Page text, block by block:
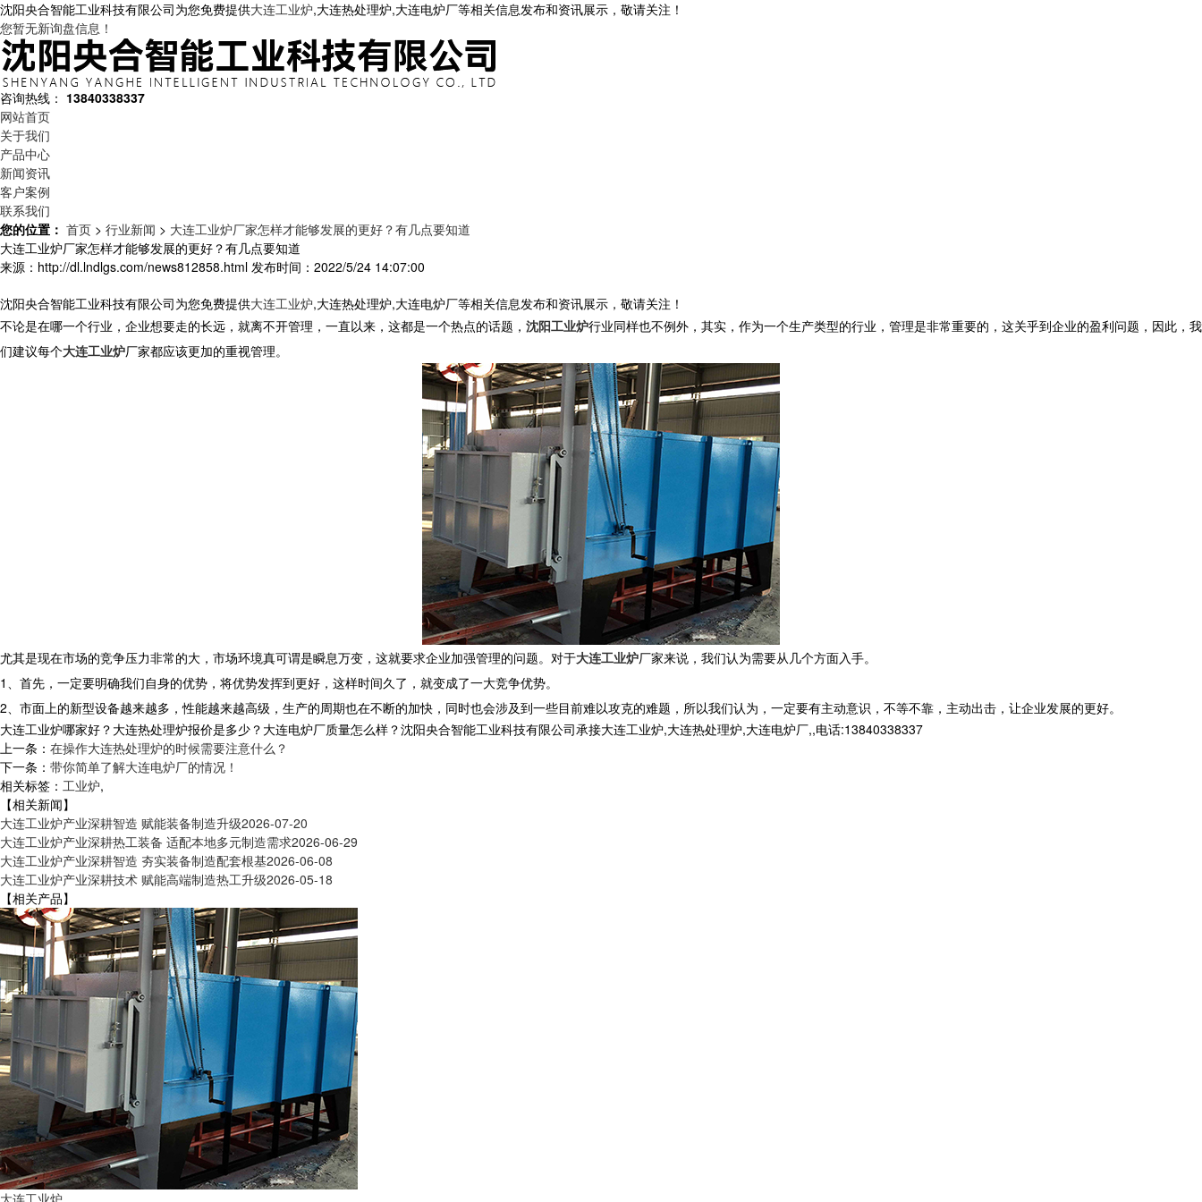
沈阳央合智能工业科技有限公司为您免费提供大连工业炉,大连热处理炉,大连电炉厂等相关信息发布和资讯展示，敬请关注！
您暂无新询盘信息！
咨询热线： 13840338337
网站首页
关于我们
产品中心
新闻资讯
客户案例
联系我们
您的位置： 首页 > 行业新闻 > 大连工业炉厂家怎样才能够发展的更好？有几点要知道
大连工业炉厂家怎样才能够发展的更好？有几点要知道
来源：http://dl.lndlgs.com/news812858.html 发布时间：2022/5/24 14:07:00
沈阳央合智能工业科技有限公司为您免费提供大连工业炉,大连热处理炉,大连电炉厂等相关信息发布和资讯展示，敬请关注！
不论是在哪一个行业，企业想要走的长远，就离不开管理，一直以来，这都是一个热点的话题， 沈阳工业炉行业同样也不例外，其实，作为一个生产类型的行业，管理是非常重要的，这关乎到企业的盈利问题，因此，我
们建议每个大连工业炉厂家都应该更加的重视管理。
尤其是现在市场的竞争压力非常的大，市场环境真可谓是瞬息万变，这就要求企业加强管理的问题。对于大连工业炉厂家来说，我们认为需要从几个方面入手。
1、首先，一定要明确我们自身的优势，将优势发挥到更好，这样时间久了，就变成了一大竞争优势。
2、市面上的新型设备越来越多，性能越来越高级，生产的周期也在不断的加快，同时也会涉及到一些目前难以攻克的难题，所以我们认为，一定要有主动意识，不等不靠，主动出击，让企业发展的更好。
大连工业炉哪家好？大连热处理炉报价是多少？大连电炉厂质量怎么样？沈阳央合智能工业科技有限公司承接大连工业炉,大连热处理炉,大连电炉厂,,电话:13840338337
上一条： 在操作大连热处理炉的时候需要注意什么？
下一条： 带你简单了解大连电炉厂的情况！
相关标签： 工业炉,
【相关新闻】
大连工业炉产业深耕智造 赋能装备制造升级2026-07-20
大连工业炉产业深耕热工装备 适配本地多元制造需求2026-06-29
大连工业炉产业深耕智造 夯实装备制造配套根基2026-06-08
大连工业炉产业深耕技术 赋能高端制造热工升级2026-05-18
【相关产品】
大连工业炉